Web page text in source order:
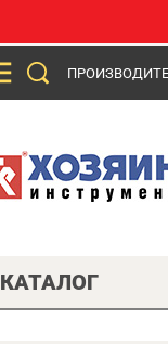
КАТАЛОГ